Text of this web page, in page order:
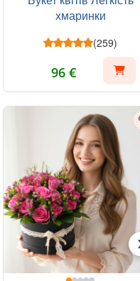
хмаринки
(259)
96 €